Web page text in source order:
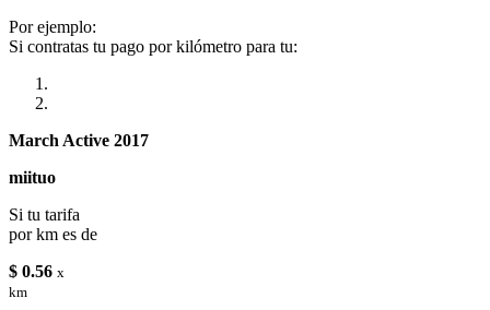
Por ejemplo:
Si contratas tu pago por kilómetro para tu:
March Active 2017
miituo
Si tu tarifa
por km es de
$ 0.56 x
km